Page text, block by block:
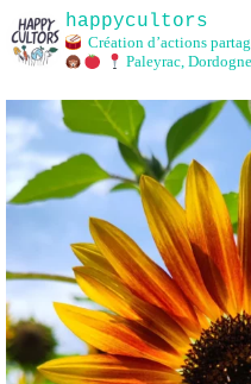
happycultors
Création d’actions
Paleyrac, Dordogne